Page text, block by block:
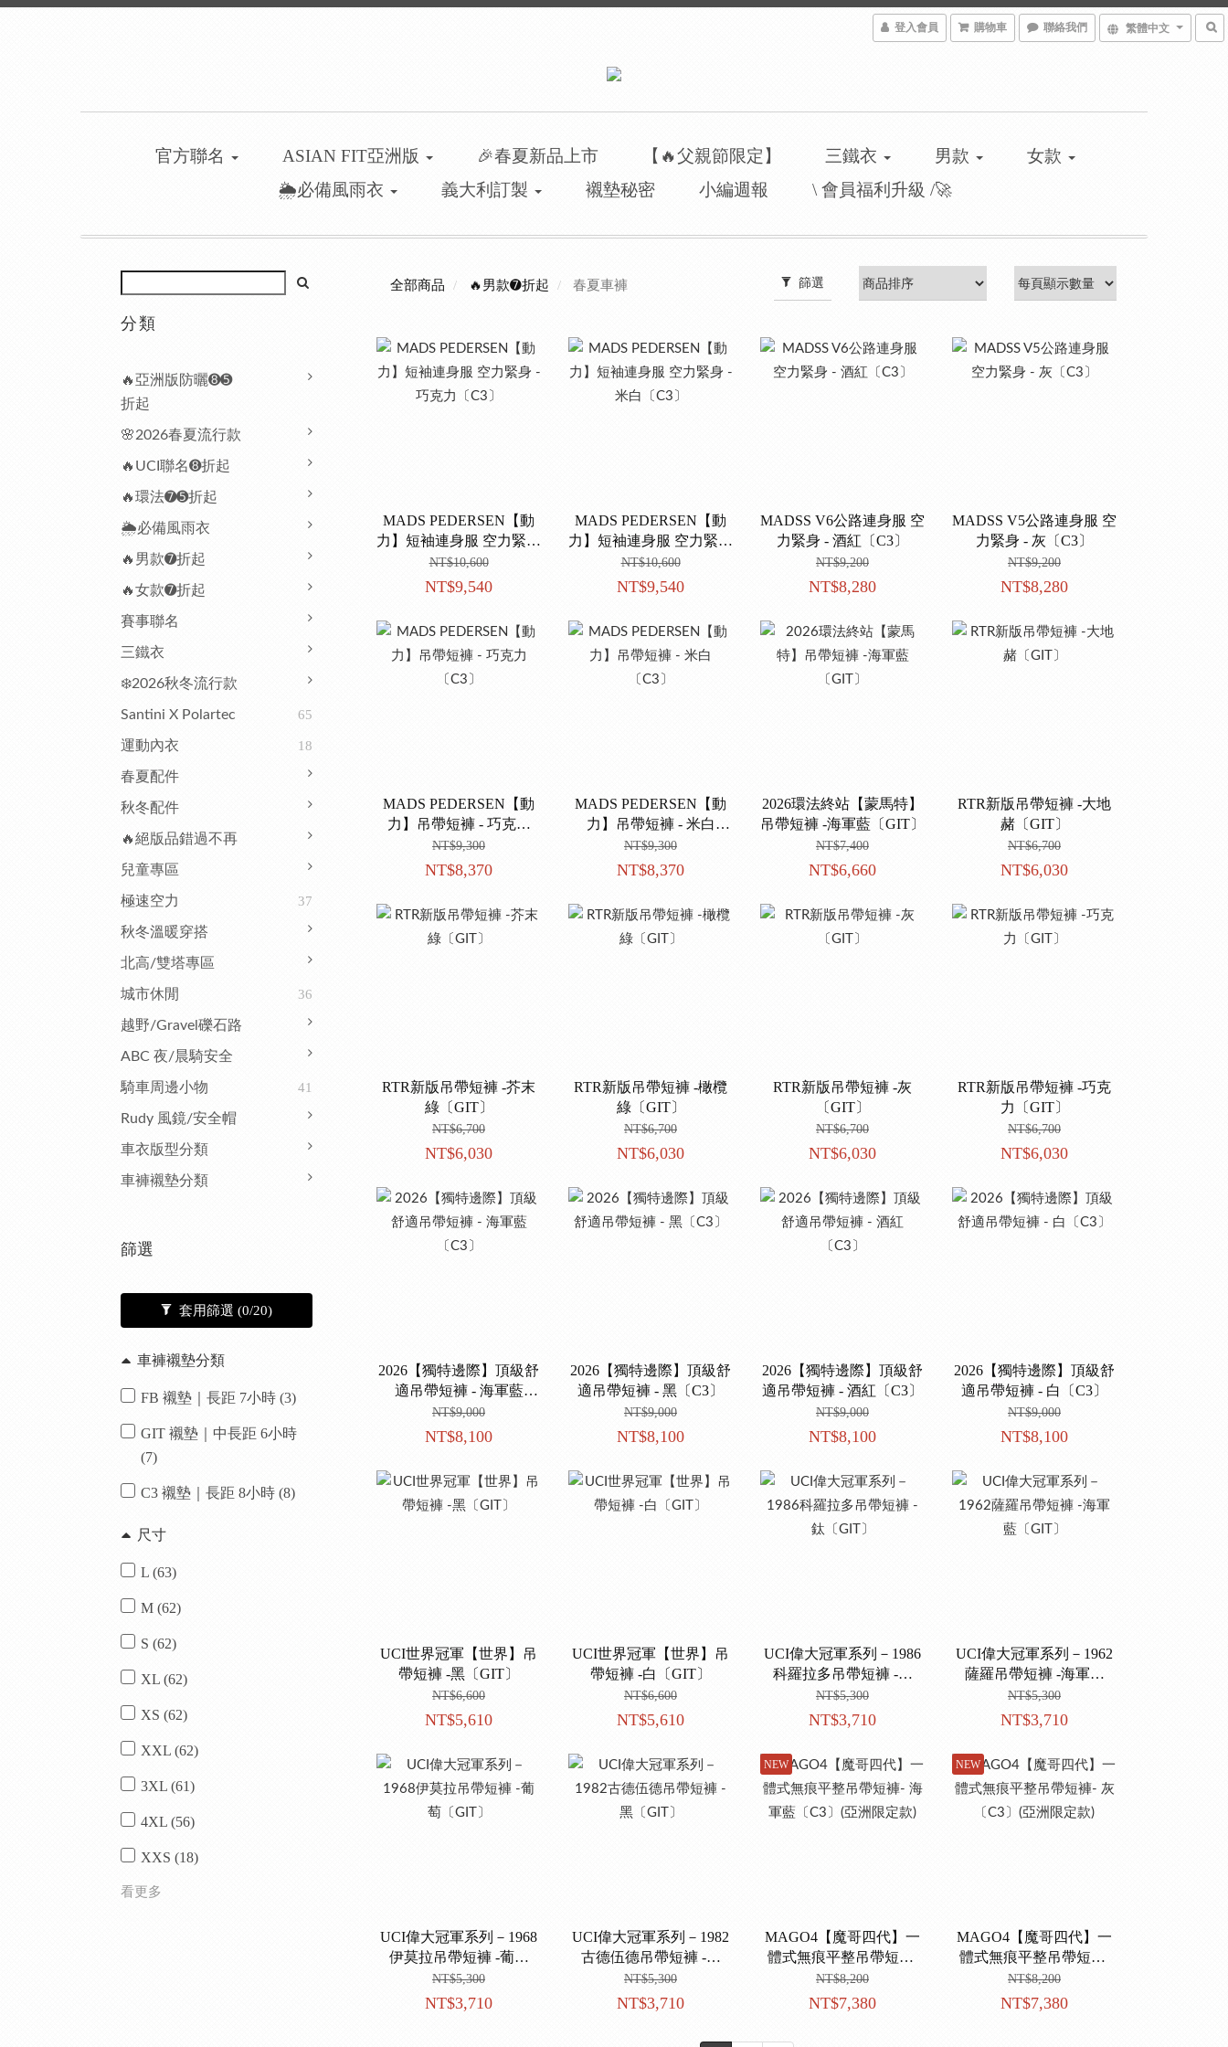
登入會員 購物車 聯絡我們 繁體中文
官方聯名 ASIAN FIT亞洲版 🎉春夏新品上市 【🔥父親節限定】 三鐵衣 男款
女款
🌦️必備風雨衣
義大利訂製 襯墊秘密 小編週報 \ 會員福利升級 /🚀
分類
🔥亞洲版防曬➑➎
折起
🌸2026春夏流行款
🔥UCI聯名➑折起
🔥環法➐➎折起
🌦️必備風雨衣
🔥男款➐折起
🔥女款➐折起
賽事聯名
三鐵衣
❄️2026秋冬流行款
Santini X Polartec 65
運動內衣 18
春夏配件
秋冬配件
🔥絕版品錯過不再
兒童專區
極速空力 37
秋冬溫暖穿搭
北高/雙塔專區
城市休閒 36
越野/Gravel礫石路
ABC 夜/晨騎安全
騎車周邊小物 41
Rudy 風鏡/安全帽
車衣版型分類
車褲襯墊分類
篩選
套用篩選 (0/20)
車褲襯墊分類
FB 襯墊｜長距 7小時 (3)
GIT 襯墊｜中長距 6小時
(7)
C3 襯墊｜長距 8小時 (8)
尺寸
L (63)
M (62)
S (62)
XL (62)
XS (62)
XXL (62)
3XL (61)
4XL (56)
XXS (18)
看更多
篩選
全部商品 🔥男款➐折起 春夏車褲
MADS PEDERSEN【動
力】短袖連身服 空力緊身
- 巧克力〔C3〕
NT$10,600
NT$9,540
MADS PEDERSEN【動
力】短袖連身服 空力緊身
- 米白〔C3〕
NT$10,600
NT$9,540
MADSS V6公路連身服 空
力緊身 - 酒紅〔C3〕
NT$9,200
NT$8,280
MADSS V5公路連身服 空
力緊身 - 灰〔C3〕
NT$9,200
NT$8,280
MADS PEDERSEN【動
力】吊帶短褲 - 巧克力
〔C3〕
NT$9,300
NT$8,370
MADS PEDERSEN【動
力】吊帶短褲 - 米白
〔C3〕
NT$9,300
NT$8,370
2026環法終站【蒙馬特】
吊帶短褲 -海軍藍〔GIT〕
NT$7,400
NT$6,660
RTR新版吊帶短褲 -大地
赭〔GIT〕
NT$6,700
NT$6,030
RTR新版吊帶短褲 -芥末
綠〔GIT〕
NT$6,700
NT$6,030
RTR新版吊帶短褲 -橄欖
綠〔GIT〕
NT$6,700
NT$6,030
RTR新版吊帶短褲 -灰
〔GIT〕
NT$6,700
NT$6,030
RTR新版吊帶短褲 -巧克
力〔GIT〕
NT$6,700
NT$6,030
2026【獨特邊際】頂級舒
適吊帶短褲 - 海軍藍
〔C3〕
NT$9,000
NT$8,100
2026【獨特邊際】頂級舒
適吊帶短褲 - 黑〔C3〕
NT$9,000
NT$8,100
2026【獨特邊際】頂級舒
適吊帶短褲 - 酒紅〔C3〕
NT$9,000
NT$8,100
2026【獨特邊際】頂級舒
適吊帶短褲 - 白〔C3〕
NT$9,000
NT$8,100
UCI世界冠軍【世界】吊
帶短褲 -黑〔GIT〕
NT$6,600
NT$5,610
UCI世界冠軍【世界】吊
帶短褲 -白〔GIT〕
NT$6,600
NT$5,610
UCI偉大冠軍系列－1986
科羅拉多吊帶短褲 -鈦
〔GIT〕
NT$5,300
NT$3,710
UCI偉大冠軍系列－1962
薩羅吊帶短褲 -海軍藍
〔GIT〕
NT$5,300
NT$3,710
UCI偉大冠軍系列－1968
伊莫拉吊帶短褲 -葡萄
〔GIT〕
NT$5,300
NT$3,710
UCI偉大冠軍系列－1982
古德伍德吊帶短褲 -黑
〔GIT〕
NT$5,300
NT$3,710
NEW
MAGO4【魔哥四代】一
體式無痕平整吊帶短褲-
海軍藍〔C3〕(亞洲限定
款)
NT$8,200
NT$7,380
NEW
MAGO4【魔哥四代】一
體式無痕平整吊帶短褲-
灰〔C3〕(亞洲限定款)
NT$8,200
NT$7,380